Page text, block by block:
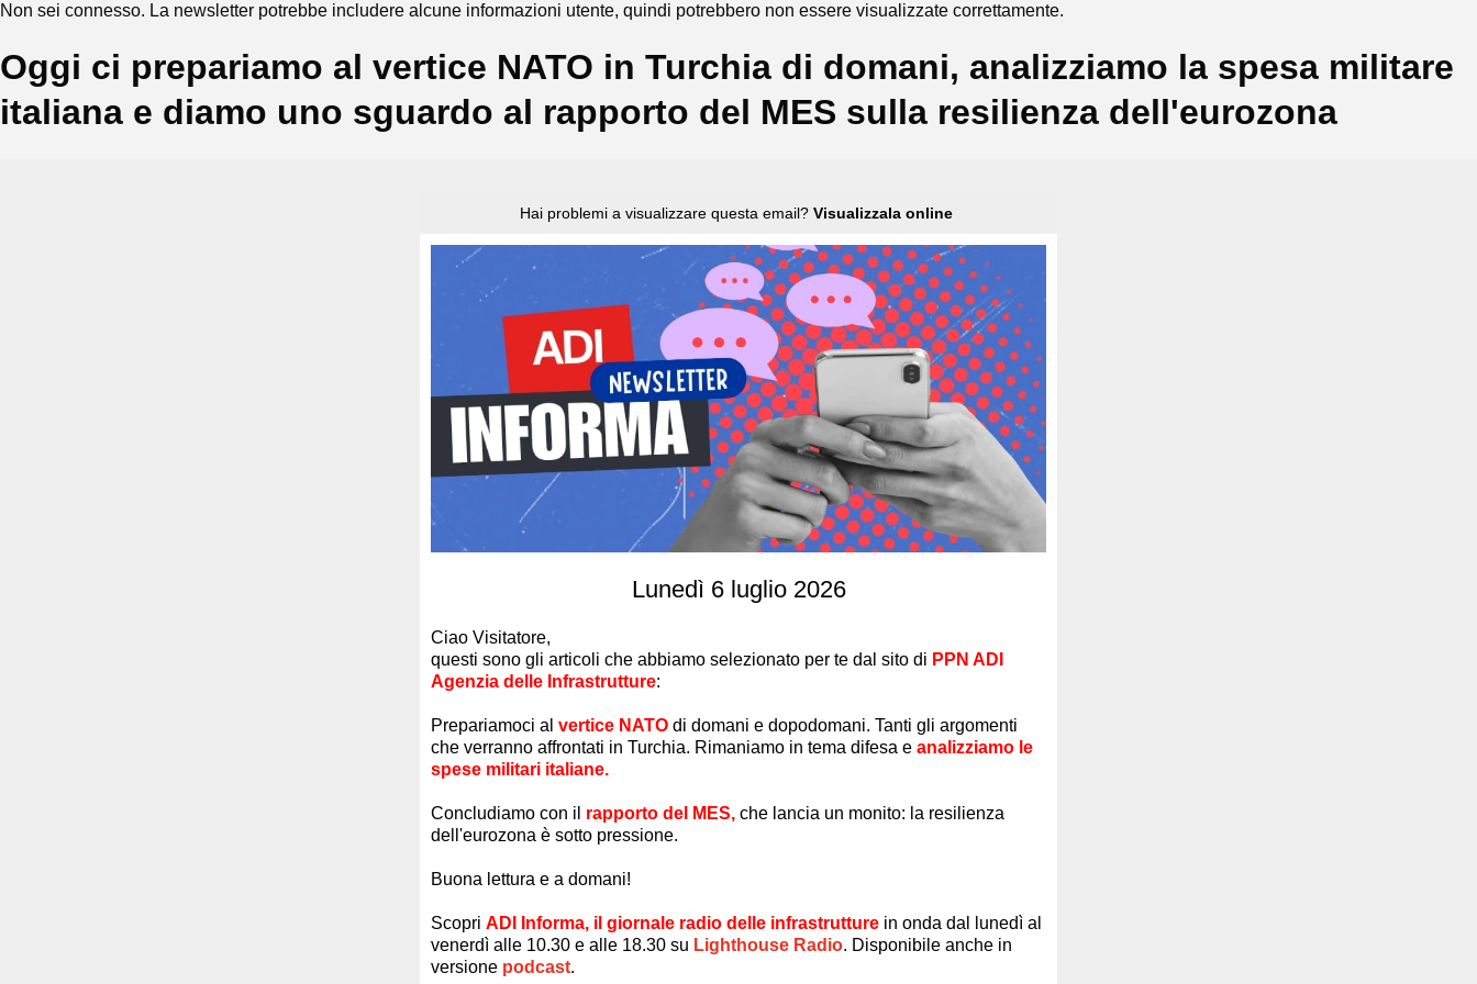
Non sei connesso. La newsletter potrebbe includere alcune informazioni utente, quindi potrebbero non essere visualizzate correttamente.
Oggi ci prepariamo al vertice NATO in Turchia di domani, analizziamo la spesa militare
italiana e diamo uno sguardo al rapporto del MES sulla resilienza dell'eurozona
Hai problemi a visualizzare questa email? Visualizzala online
Lunedì 6 luglio 2026
Ciao Visitatore,
questi sono gli articoli che abbiamo selezionato per te dal sito di PPN ADI
Agenzia delle Infrastrutture:
Prepariamoci al vertice NATO di domani e dopodomani. Tanti gli argomenti
che verranno affrontati in Turchia. Rimaniamo in tema difesa e analizziamo le
spese militari italiane.
Concludiamo con il rapporto del MES, che lancia un monito: la resilienza
dell'eurozona è sotto pressione.
Buona lettura e a domani!
Scopri ADI Informa, il giornale radio delle infrastrutture in onda dal lunedì al
venerdì alle 10.30 e alle 18.30 su Lighthouse Radio. Disponibile anche in
versione podcast.